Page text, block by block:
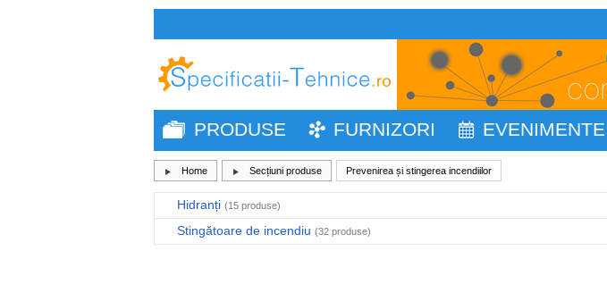
PRODUSE FURNIZORI EVENIMENTE
Home Secțiuni produse Prevenirea și stingerea incendiilor
Hidranți (15 produse)
Stingătoare de incendiu (32 produse)